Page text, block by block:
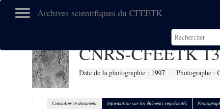
Archives scientifiques du CFEETK
CNRS-CFEETK
Date de la photographie : 1997 Photographe :
Consulter le document Information sur les éléments représentés